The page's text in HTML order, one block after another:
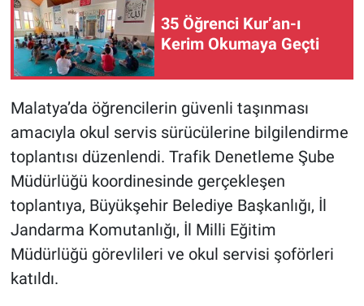
35 Öğrenci Kur’an-ı
Kerim Okumaya Geçti
Malatya’da öğrencilerin güvenli taşınması
amacıyla okul servis sürücülerine bilgilendirme
toplantısı düzenlendi. Trafik Denetleme Şube
Müdürlüğü koordinesinde gerçekleşen
toplantıya, Büyükşehir Belediye Başkanlığı, İl
Jandarma Komutanlığı, İl Milli Eğitim
Müdürlüğü görevlileri ve okul servisi şoförleri
katıldı.